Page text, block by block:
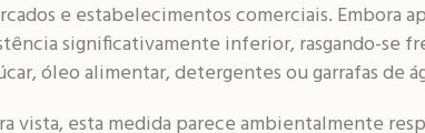
e estabelecimentos comerciais. Embora
significativamente inferior, rasgando-se
óleo alimentar, detergentes ou garrafas de
vista, esta medida parece ambientalmente